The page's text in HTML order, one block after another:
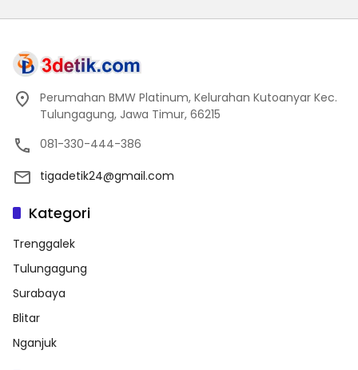
Perumahan BMW Platinum, Kelurahan Kutoanyar Kec.
Tulungagung, Jawa Timur, 66215
081-330-444-386
tigadetik24@gmail.com
Kategori
Trenggalek
Tulungagung
Surabaya
Blitar
Nganjuk